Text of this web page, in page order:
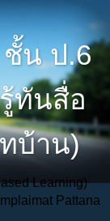
ชั้น ป.6
ทันสื่อ
บ้าน)
Learning)
Pattana